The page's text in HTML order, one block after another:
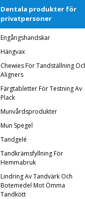
Dentala produkter för
privatpersoner
Engångshandskar
Hängvax
Chewies För Tandställning
Aligners
Färgtabletter För Testning Av
Plack
Munvårdsprodukter
Mun Spegel
Tandgelé
Tandkrämsfyllning För
Hemmabruk
Lindring Av Tandvärk Och
Botemedel Mot Ömma
Tandkött